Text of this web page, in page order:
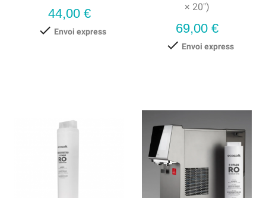
Prix
44,00 €
 Envoi express
× 20″)
Prix
69,00 €
 Envoi express